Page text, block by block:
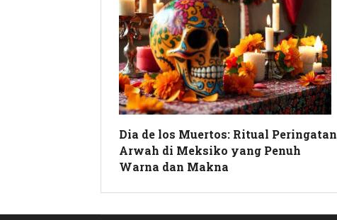
Dia de los Muertos: Ritual Peringatan
Arwah di Meksiko yang Penuh
Warna dan Makna